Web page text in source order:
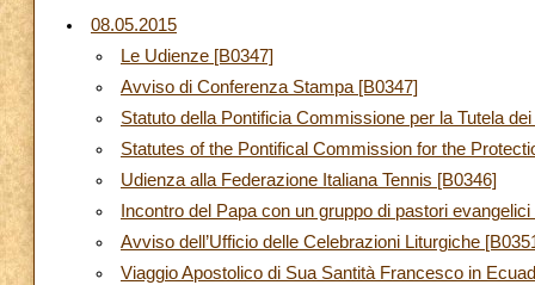
08.05.2015
Le Udienze [B0347]
Avviso di Conferenza Stampa [B0347]
Statuto della Pontificia Commissione per la Tutela
Statutes of the Pontifical Commission for the
Udienza alla Federazione Italiana Tennis [B0346]
Incontro del Papa con un gruppo di pastori
Avviso dell’Ufficio delle Celebrazioni Liturgiche
Viaggio Apostolico di Sua Santità Francesco in